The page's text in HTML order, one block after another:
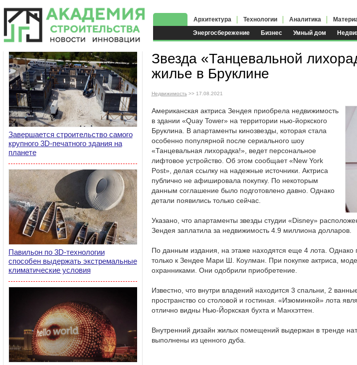
Энергосбережение Бизнес Умный дом
Архитектура Технологии Аналитика
Завершается строительство самого
крупного 3D-печатного здания на
планете
Павильон по 3D-технологии
способен выдержать экстремальные
климатические условия
Звезда «Танцевальной
жилье в Бруклине
Недвижимость>> 17.08.2021
Американская актриса Зендея приобрела недвижимость
в здании «Quay Tower» на территории нью-йоркского
Бруклина. В апартаменты кинозвезды, которая стала
особенно популярной после сериального шоу
«Танцевальная лихорадка!», ведет персональное
лифтовое устройство. Об этом сообщает «New York
Post», делая ссылку на надежные источники. Актриса
публично не афишировала покупку. По некоторым
данным соглашение было подготовлено давно. Однако
детали появились только сейчас.
Указано, что апартаменты звезды студии «Disney»
Зендея заплатила за недвижимость 4.9 миллиона долларов.
По данным издания, на этаже находятся еще 4 лота. Однако
только к Зендее Мари Ш. Коулман. При покупке актриса,
охранниками. Они одобрили приобретение.
Известно, что внутри владений находится 3 спальни, 2
пространство со столовой и гостиная. «Изюминкой» лота
отлично видны Нью-Йоркская бухта и Манхэттен.
Внутренний дизайн жилых помещений выдержан в тренде
выполнены из ценного дуба.